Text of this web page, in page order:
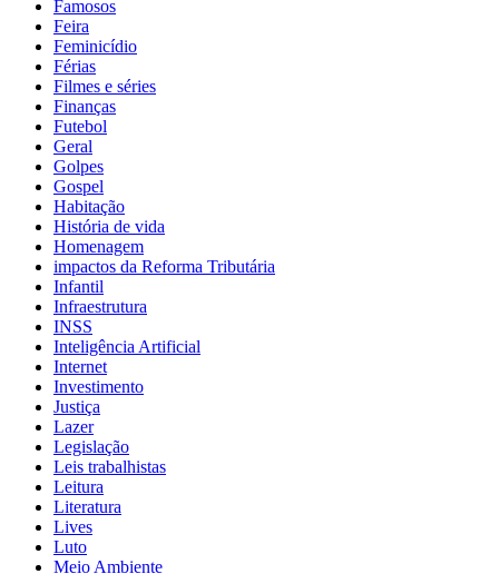
Famosos
Feira
Feminicídio
Férias
Filmes e séries
Finanças
Futebol
Geral
Golpes
Gospel
Habitação
História de vida
Homenagem
impactos da Reforma Tributária
Infantil
Infraestrutura
INSS
Inteligência Artificial
Internet
Investimento
Justiça
Lazer
Legislação
Leis trabalhistas
Leitura
Literatura
Lives
Luto
Meio Ambiente